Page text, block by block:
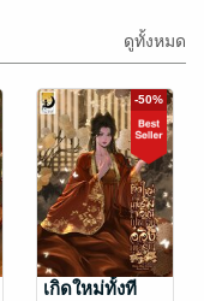
ดูทั้งหมด
-50%
เกิดใหม่ทั้งที